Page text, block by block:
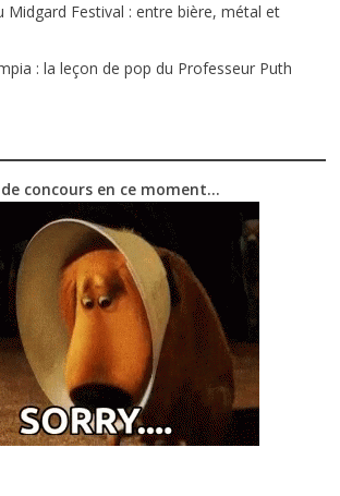
Midgard Festival : entre bière, métal et
: la leçon de pop du Professeur Puth
de concours en ce moment…